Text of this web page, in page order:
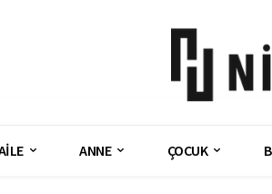
ANNE ÇOCUK